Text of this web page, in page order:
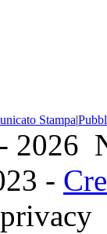
Stampa|
2026
-